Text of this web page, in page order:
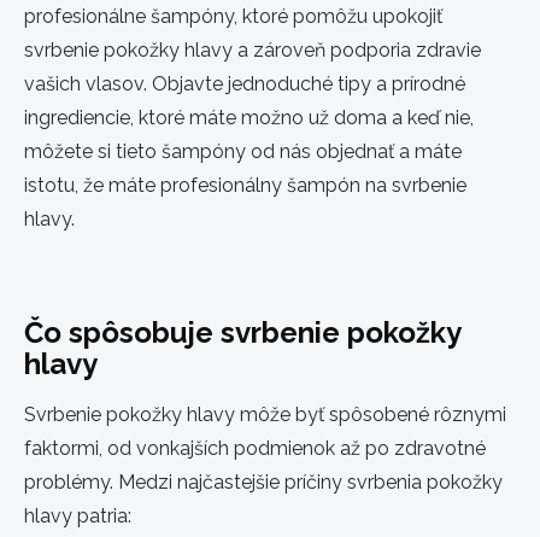
profesionálne šampóny, ktoré pomôžu upokojiť
svrbenie pokožky hlavy a zároveň podporia zdravie
vašich vlasov. Objavte jednoduché tipy a prírodné
ingrediencie, ktoré máte možno už doma a keď nie,
môžete si tieto šampóny od nás objednať a máte
istotu, že máte profesionálny šampón na svrbenie
hlavy.
Čo spôsobuje svrbenie pokožky
hlavy
Svrbenie pokožky hlavy môže byť spôsobené rôznymi
faktormi, od vonkajších podmienok až po zdravotné
problémy. Medzi najčastejšie príčiny svrbenia pokožky
hlavy patria: